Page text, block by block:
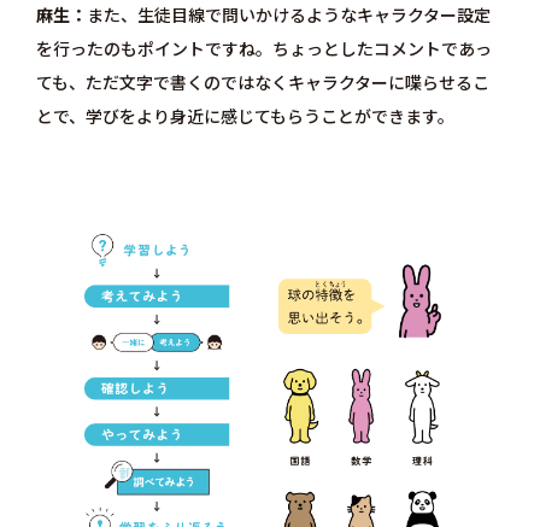
麻生
また、生徒目線で問いかけるようなキャラクター設定
を行ったのもポイントですね。ちょっとしたコメントであっ
ても、ただ文字で書くのではなくキャラクターに喋らせるこ
とで、学びをより身近に感じてもらうことができます。